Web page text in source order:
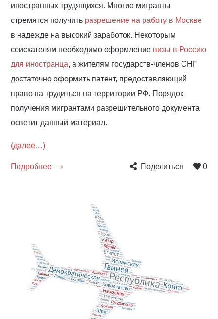
иностранных трудящихся. Многие мигранты
стремятся получить разрешение на работу в Москве
в надежде на высокий заработок. Некоторым
соискателям необходимо оформление визы в Россию
для иностранца, а жителям государств-членов СНГ
достаточно оформить патент, предоставляющий
право на трудиться на территории РФ. Порядок
получения мигрантами разрешительного документа
осветит данный материал.
(далее…)
Подробнее Поделиться 0